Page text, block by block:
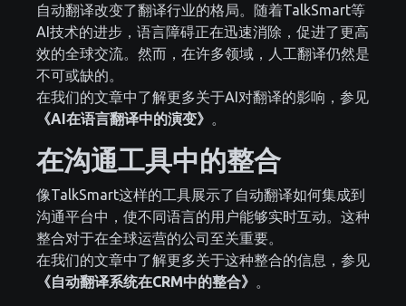
自动翻译改变了翻译行业的格局。随着TalkSmart等
AI技术的进步，语言障碍正在迅速消除，促进了更高
效的全球交流。然而，在许多领域，人工翻译仍然是
不可或缺的。
在我们的文章中了解更多关于AI对翻译的影响，参见
《AI在语言翻译中的演变》
在沟通工具中的整合
像TalkSmart这样的工具展示了自动翻译如何集成到
沟通平台中，使不同语言的用户能够实时互动。这种
整合对于在全球运营的公司至关重要。
在我们的文章中了解更多关于这种整合的信息，参见
《自动翻译系统在CRM中的整合》